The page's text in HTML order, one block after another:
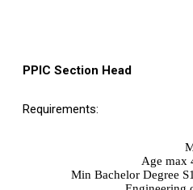
PPIC Section Head
Requirements:
Age max
Min Bachelor Degree